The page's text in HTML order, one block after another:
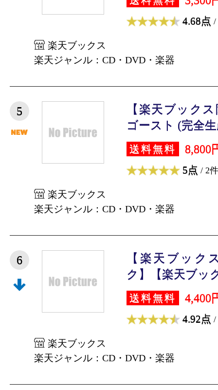
4.68点 /
楽天ブックス
楽天ジャンル：CD・DVD・楽器
5
【楽天ブック
ゴースト (完全
送料無料 8,800
5点 / 2件
楽天ブックス
楽天ジャンル：CD・DVD・楽器
6
【楽天ブック
ク】【楽天ブッ
送料無料 4,400
4.92点 /
楽天ブックス
楽天ジャンル：CD・DVD・楽器